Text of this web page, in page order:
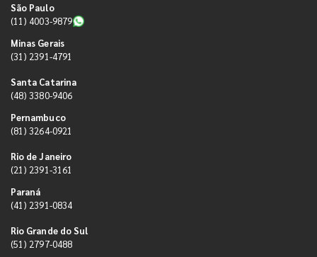
São Paulo
(11) 4003-9879
Minas Gerais
(31) 2391-4791
Santa Catarina
(48) 3380-9406
Pernambuco
(81) 3264-0921
Rio de Janeiro
(21) 2391-3161
Paraná
(41) 2391-0834
Rio Grande do Sul
(51) 2797-0488